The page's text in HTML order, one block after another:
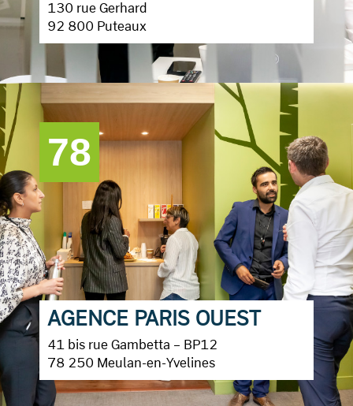
130 rue Gerhard
92 800 Puteaux
78
AGENCE PARIS OUEST
41 bis rue Gambetta – BP12
78 250 Meulan-en-Yvelines